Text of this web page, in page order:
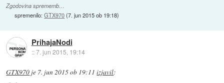
Zgodovina sprememb…
spremenilo:GTX970(7. jun 2015 ob 19:18)
PrihajaNodi
::7. jun 2015, 19:14
GTX970 je 7. jun 2015 ob 19:11 izjavil: